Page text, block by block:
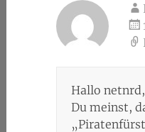
Hallo netnrd,
Du meinst,